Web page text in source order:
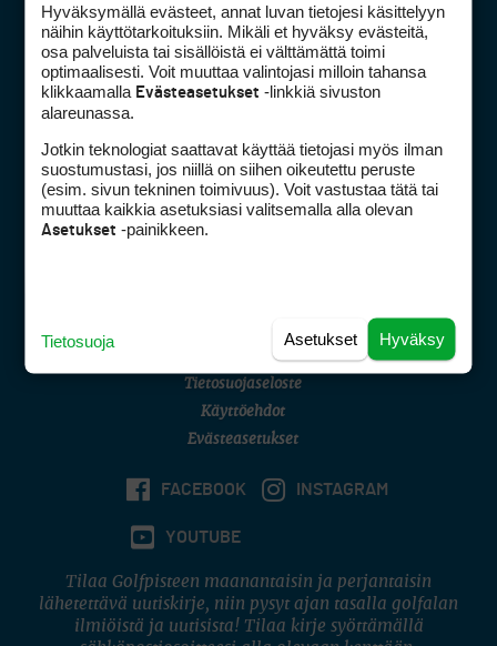
Golfpiste mediakortti
Golfpisteen yhteystiedot
DSA avoimuusraportti
Asiakaspalvelu
(digi) digi@otavamedia.fi
Tietosuojaseloste
Käyttöehdot
Evästeasetukset
FACEBOOK INSTAGRAM
YOUTUBE
Tilaa Golfpisteen maanantaisin ja perjantaisin
lähetettävä uutiskirje, niin pysyt ajan tasalla golfalan
ilmiöistä ja uutisista! Tilaa kirje syöttämällä
Hyväksymällä evästeet, annat luvan tietojesi käsittelyyn
näihin käyttötarkoituksiin. Mikäli et hyväksy evästeitä,
osa palveluista tai sisällöistä ei välttämättä toimi
optimaalisesti. Voit muuttaa valintojasi milloin tahansa
klikkaamalla Evästeasetukset -linkkiä sivuston
alareunassa.
Jotkin teknologiat saattavat käyttää tietojasi myös ilman
suostumustasi, jos niillä on siihen oikeutettu peruste
(esim. sivun tekninen toimivuus). Voit vastustaa tätä tai
muuttaa kaikkia asetuksiasi valitsemalla alla olevan
Asetukset -painikkeen.
Hyväksy
Asetukset
Tietosuoja